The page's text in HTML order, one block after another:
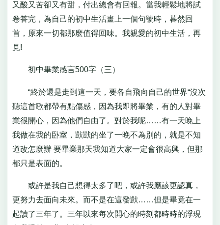
又酸又苦卻又有甜，付出總會有回報。當我輕鬆地將試
卷答完，為自己的初中生活畫上一個句號時，暮然回
首，原來一切都那麼值得回味。我親愛的初中生活，再
見!
初中畢業感言500字（三）
“終於還是走到這一天，要各自飛向自己的世界“沒次
聽這首歌都帶有點傷感，因為我即將畢業，有的人對畢
業很開心，因為他們自由了。對於我呢……有一天晚上
我做在我的卧室，獃獃的坐了一晚不為別的，就是不知
道改怎麼辦 要畢業那天我知道大家一定會很高興，但那
都只是表面的。
或許是我自己想得太多了吧，或許我應該更認真，
更努力去面向未來。而不是在這發獃……但是畢竟在一
起讀了三年了。三年以來每次開心的時刻都時時的浮現